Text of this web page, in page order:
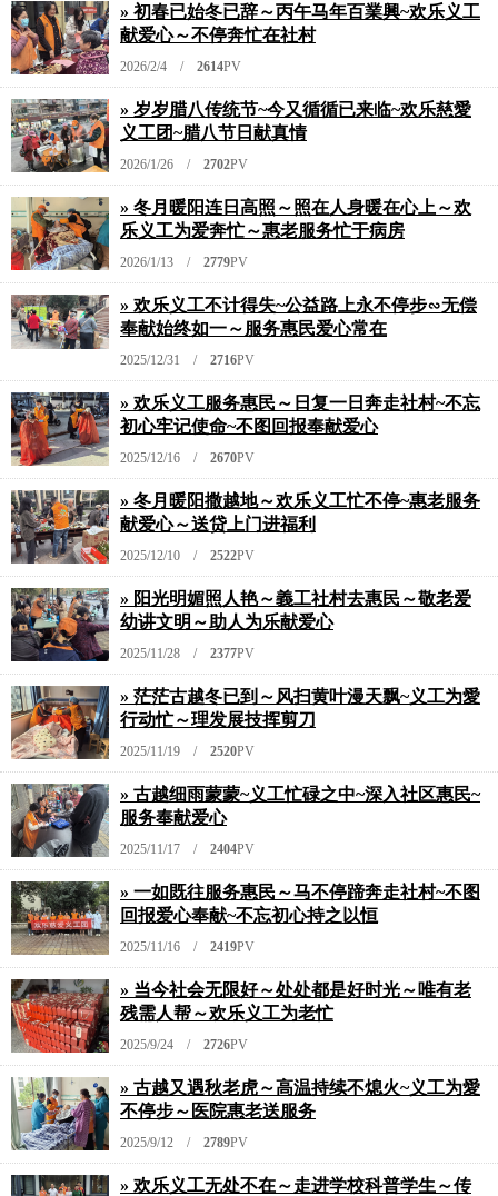
» 初春已始冬已辞～丙午马年百業興~欢乐义工
献爱心～不停奔忙在社村
2026/2/4 / 2614PV
» 岁岁腊八传统节~今又循循已来临~欢乐慈愛
义工团~腊八节日献真情
2026/1/26 / 2702PV
» 冬月暖阳连日高照～照在人身暖在心上～欢
乐义工为爱奔忙～惠老服务忙于病房
2026/1/13 / 2779PV
» 欢乐义工不计得失~公益路上永不停步∽无偿
奉献始终如一～服务惠民爱心常在
2025/12/31 / 2716PV
» 欢乐义工服务惠民～日复一日奔走社村~不忘
初心牢记使命~不图回报奉献爱心
2025/12/16 / 2670PV
» 冬月暖阳撒越地～欢乐义工忙不停~惠老服务
献爱心～送贷上门进福利
2025/12/10 / 2522PV
» 阳光明媚照人艳～義工社村去惠民～敬老爱
幼讲文明～助人为乐献爱心
2025/11/28 / 2377PV
» 茫茫古越冬已到～风扫黄叶漫天飘~义工为愛
行动忙～理发展技挥剪刀
2025/11/19 / 2520PV
» 古越细雨蒙蒙~义工忙碌之中~深入社区惠民~
服务奉献爱心
2025/11/17 / 2404PV
» 一如既往服务惠民～马不停蹄奔走社村~不图
回报爱心奉献~不忘初心持之以恒
2025/11/16 / 2419PV
» 当今社会无限好～处处都是好时光～唯有老
残需人帮～欢乐义工为老忙
2025/9/24 / 2726PV
» 古越又遇秋老虎～高温持续不熄火~义工为愛
不停步～医院惠老送服务
2025/9/12 / 2789PV
» 欢乐义工无处不在～走进学校科普学生～传